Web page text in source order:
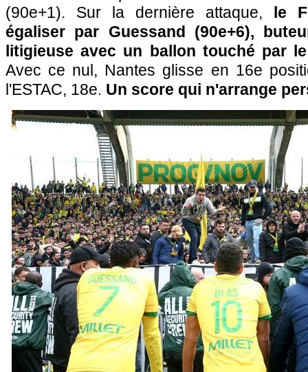
(90e+1). Sur la dernière attaque, le
égaliser par Guessand (90e+6),
litigieuse avec un ballon touché par
Avec ce nul, Nantes glisse en 16e
l'ESTAC, 18e. Un score qui n'arrange